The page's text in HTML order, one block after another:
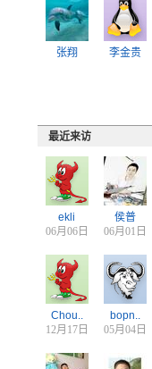
张翔 李金贵
最近来访
ekli
06月06日
侯普
06月01日
Chou..
12月17日
bopn..
05月04日